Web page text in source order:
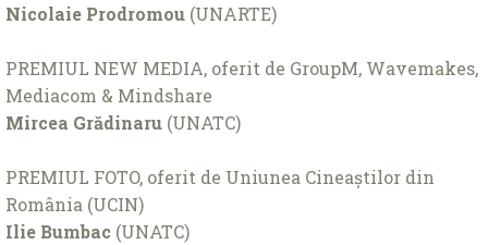
Nicolaie Prodromou (UNARTE)
PREMIUL NEW MEDIA, oferit de GroupM, Wavemakes,
Mediacom & Mindshare
Mircea Grădinaru (UNATC)
PREMIUL FOTO, oferit de Uniunea Cineaștilor din
România (UCIN)
Ilie Bumbac (UNATC)